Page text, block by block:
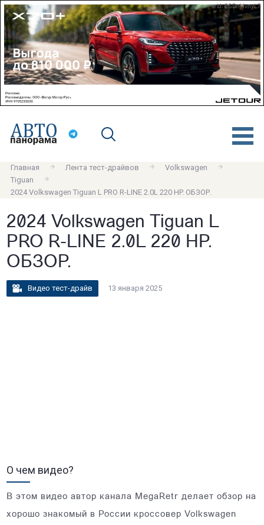
erid: 2SDnjdvnyL7
Главная Лента тест-драйвов
Volkswagen
Tiguan
2024 Volkswagen Tiguan L PRO R-LINE 2.0L 220 HP. ОБЗОР.
2024 Volkswagen Tiguan L
PRO R-LINE 2.0L 220 HP.
ОБЗОР.
Видео тест-драйв 13 января 2025
О чем видео?
В этом видео автор канала MegaRetr делает обзор на
хорошо знакомый в России кроссовер Volkswagen